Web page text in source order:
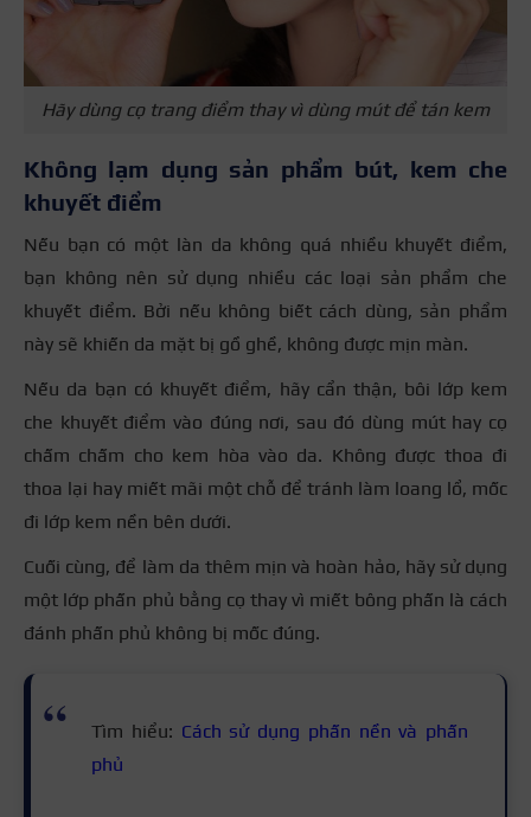
Hãy dùng cọ trang điểm thay vì dùng mút để tán kem
Không lạm dụng sản phẩm bút, kem che
khuyết điểm
Nếu bạn có một làn da không quá nhiều khuyết điểm,
bạn không nên sử dụng nhiều các loại sản phẩm che
khuyết điểm. Bởi nếu không biết cách dùng, sản phẩm
này sẽ khiến da mặt bị gồ ghề, không được mịn màn.
Nếu da bạn có khuyết điểm, hãy cẩn thận, bôi lớp kem
che khuyết điểm vào đúng nơi, sau đó dùng mút hay cọ
chấm chấm cho kem hòa vào da. Không được thoa đi
thoa lại hay miết mãi một chỗ để tránh làm loang lổ, mốc
đi lớp kem nền bên dưới.
Cuối cùng, để làm da thêm mịn và hoàn hảo, hãy sử dụng
một lớp phấn phủ bằng cọ thay vì miết bông phấn là cách
đánh phấn phủ không bị mốc đúng.
Tìm hiểu: Cách sử dụng phấn nền và phấn
phủ